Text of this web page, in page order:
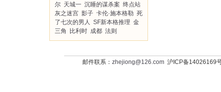
尔 天城一 沉睡的谋杀案 终点站
灰之迷宫 影子 卡伦·施本格勒 死
了七次的男人 SF新本格推理 金
三角
比利时 成都 法则
邮件联系： zhejiong@126.com沪ICP备14026169